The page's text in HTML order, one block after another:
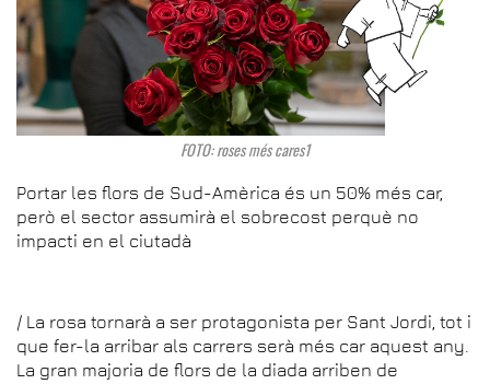
FOTO: roses més cares1
Portar les flors de Sud-Amèrica és un 50% més car,
però el sector assumirà el sobrecost perquè no
impacti en el ciutadà
/ La rosa tornarà a ser protagonista per Sant Jordi, tot i
que fer-la arribar als carrers serà més car aquest any.
La gran majoria de flors de la diada arriben de